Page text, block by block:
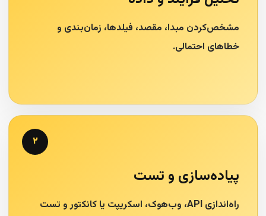
مشخص‌کردن مبدا، مقصد، فیلدها، زمان‌بندی و
خطاهای احتمالی.
۲
پیاده‌سازی و تست
راه‌اندازی API، وب‌هوک، اسکریپت یا کانکتور و تست